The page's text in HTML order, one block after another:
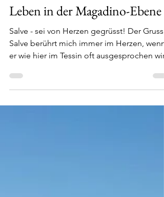
Ingrid Mariella
16. Juli 2023
2 Min. Lesezeit
Leben in der Magadino-Ebene
Salve - sei von Herzen gegrüsst! Der Gruss
er wie hier im Tessin oft ausgesprochen
Wir...